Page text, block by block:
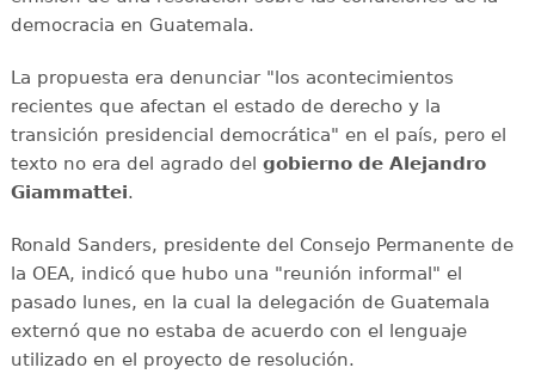
democracia en Guatemala.
La propuesta era denunciar "los acontecimientos
recientes que afectan el estado de derecho y la
transición presidencial democrática" en el país, pero el
texto no era del agrado del gobierno de Alejandro
Giammattei.
Ronald Sanders, presidente del Consejo Permanente de
la OEA, indicó que hubo una "reunión informal" el
pasado lunes, en la cual la delegación de Guatemala
externó que no estaba de acuerdo con el lenguaje
utilizado en el proyecto de resolución.